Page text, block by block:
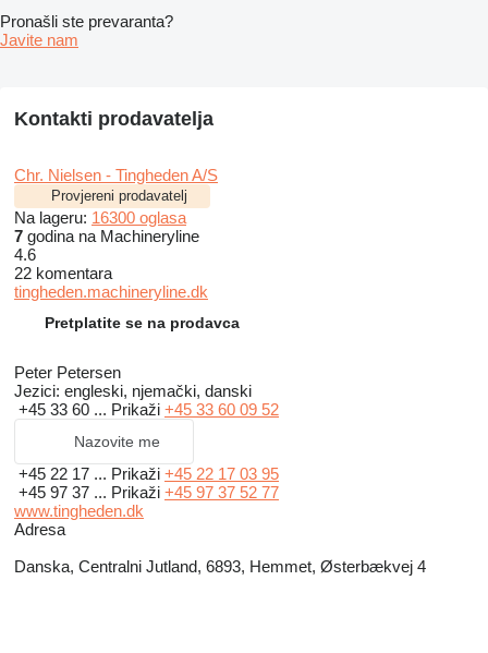
Pronašli ste prevaranta?
Javite nam
Kontakti prodavatelja
Chr. Nielsen - Tingheden A/S
Provjereni prodavatelj
Na lageru: 16300 oglasa
7 godina na Machineryline
4.6
22 komentara
tingheden.machineryline.dk
Pretplatite se na prodavca
Peter Petersen
Jezici: engleski, njemački, danski
+45 33 60 ... Prikaži +45 33 60 09 52
Nazovite me
+45 22 17 ... Prikaži +45 22 17 03 95
+45 97 37 ... Prikaži +45 97 37 52 77
www.tingheden.dk
Adresa
Danska, Centralni Jutland, 6893, Hemmet, Østerbækvej 4